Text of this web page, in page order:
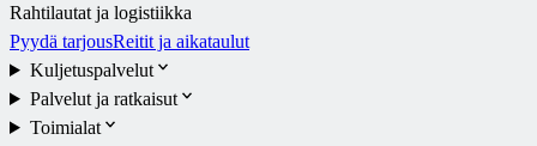
Rahtilautat ja logistiikka
Pyydä tarjousReitit ja aikataulut
Kuljetuspalvelut
Palvelut ja ratkaisut
Toimialat